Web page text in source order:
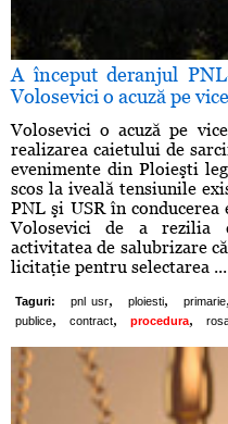
A început deranjul
Volosevici o acuză pe
Volosevici o acuză pe
realizarea caietului de
evenimente din Ploieşti
scos la iveală tensiunile
PNL şi USR în
Volosevici de a rezilia
activitatea de salubrizare
licitaţie pentru selectarea ...
Taguri: pnl usr, ploiesti, primarie,
publice, contract, procedura,